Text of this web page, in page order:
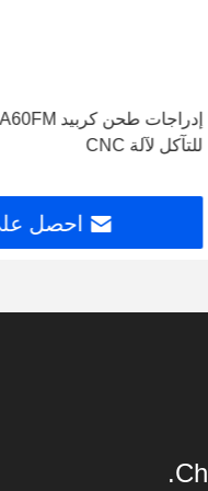
للتآكل لآلة CNC
احصل